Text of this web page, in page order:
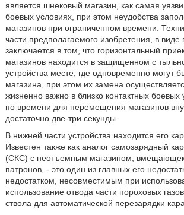
является шнековый магазин, как самая
боевых условиях, при этом неудобства
магазинов при ограниченном времени.
части предполагаемого изобретения, в виде
заключается в том, что горизонтальный
магазинов находится в защищенном с
устройства месте, где одновременно могут
магазина, при этом их замена
жизненно важно в близко контактных боевых
по времени для перемещения магазинов
достаточно две-три секунды.
В нижней части устройства находится его
Известен также как аналог самозарядный
(СКС) с неотъемным магазином,
патронов, - это один из главных его
недостатком, несовместимым при
использование отвода части пороховых
ствола для автоматической перезарядки